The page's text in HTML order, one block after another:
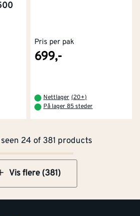
Pris per pak
699,-
Nettlager (20+)
På lager 85 steder
24 of 381 products
Vis flere (381)